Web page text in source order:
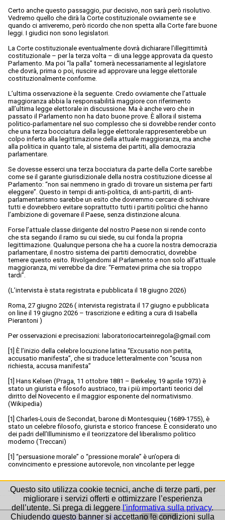
Certo anche questo passaggio, pur decisivo, non sarà però risolutivo.
Vedremo quello che dirà la Corte costituzionale ovviamente se e
quando ci arriveremo, però ricordo che non spetta alla Corte fare buone
leggi. I giudici non sono legislatori.
La Corte costituzionale eventualmente dovrà dichiarare l’illegittimità
costituzionale – per la terza volta – di una legge approvata da questo
Parlamento. Ma poi “la palla” tornerà necessariamente al legislatore
che dovrà, prima o poi, riuscire ad approvare una legge elettorale
costituzionalmente conforme.
L’ultima osservazione è la seguente. Credo ovviamente che l’attuale
maggioranza abbia la responsabilità maggiore con riferimento
all’ultima legge elettorale in discussione. Ma è anche vero che in
passato il Parlamento non ha dato buone prove. È allora il sistema
politico-parlamentare nel suo complesso che si dovrebbe render conto
che una terza bocciatura della legge elettorale rappresenterebbe un
colpo inferto alla legittimazione della attuale maggioranza, ma anche
alla politica in quanto tale, al sistema dei partiti, alla democrazia
parlamentare.
Se dovesse esserci una terza bocciatura da parte della Corte sarebbe
come se il garante giurisdizionale della nostra costituzione dicesse al
Parlamento: “non sai nemmeno in grado di trovare un sistema per farti
eleggere”. Questo in tempi di anti-politica, di anti-partiti, di anti-
parlamentarismo sarebbe un esito che dovremmo cercare di schivare
tutti e dovrebbero evitare soprattutto tutti i partiti politici che hanno
l’ambizione di governare il Paese, senza distinzione alcuna.
Forse l’attuale classe dirigente del nostro Paese non si rende conto
che sta segando il ramo su cui siede, su cui fonda la propria
legittimazione. Qualunque persona che ha a cuore la nostra democrazia
parlamentare, il nostro sistema dei partiti democratici, dovrebbe
temere questo esito. Rivolgendomi al Parlamento e non solo all’attuale
maggioranza, mi verrebbe da dire: “Fermatevi prima che sia troppo
tardi”.
(L’intervista è stata registrata e pubblicata il 18 giugno 2026)
Roma, 27 giugno 2026 ( intervista registrata il 17 giugno e pubblicata
on line il 19 giugno 2026 – trascrizione e editing a cura di Isabella
Pierantoni )
Per osservazioni e precisazioni: laboratoriocarteinregola@gmail.com
[1] È l’inizio della celebre locuzione latina “Excusatio non petita,
accusatio manifesta”, che si traduce letteralmente con “scusa non
richiesta, accusa manifesta”
[1] Hans Kelsen (Praga, 11 ottobre 1881 – Berkeley, 19 aprile 1973) è
stato un giurista e filosofo austriaco, tra i più importanti teorici del
diritto del Novecento e il maggior esponente del normativismo.
(Wikipedia)
[1] Charles-Louis de Secondat, barone di Montesquieu (1689-1755), è
stato un celebre filosofo, giurista e storico francese. È considerato uno
dei padri dell’Illuminismo e il teorizzatore del liberalismo politico
moderno (Treccani)
[1] “persuasione morale” o “pressione morale” è un’opera di
convincimento e pressione autorevole, non vincolante per legge
©1999-2026 Roma-O-Matic
Questo sito utilizza cookie tecnici, anche di terze parti, per
migliorare i servizi offerti e ottimizzare l’esperienza
dell’utente. Si prega di leggerel'informativa sulla privacy.
Chiudendo questo banner si accettano le condizioni sulla